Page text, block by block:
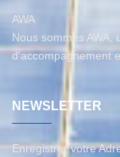
AWA
Nous sommes AWA,
d'accompagnement
NEWSLETTER
Enregistrer votre